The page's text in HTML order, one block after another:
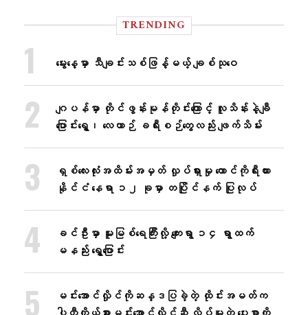
TRENDING
မွေးနေ့မှာ သီချင်းသစ်ဖြန့်မယ့် ချစ်သုဝေ
ဂျပန်မှာ တိုင်ဖွန်းမုန်တိုင်းကြောင့် လူသိန်းနဲ့ချီ
ပြောင်းရွှေ့၊ လေယာဉ် ခရီးစဉ်တွေလည်း ဖျက်သိမ်း
ရှစ်လေးလုံးအထိမ်းအမှတ် လှုပ်ရှားမှု တောင်ကိုရီးယား
နိုင်ငံ နေရာ ၁၂ ခုမှာ တပြိုင်နက် ပြုလုပ်
ခင်ဦးမှာ မူးမြစ်ရေကြီးလို့ ကျေးရွာ ၁၄ ရွာထက်
မနည်း ရွှေ့ပြောင်း
မင်းအောင်လှိုင်ကိုဆန္ဒပြခဲ့တဲ့ ထိုင်းအမတ်က